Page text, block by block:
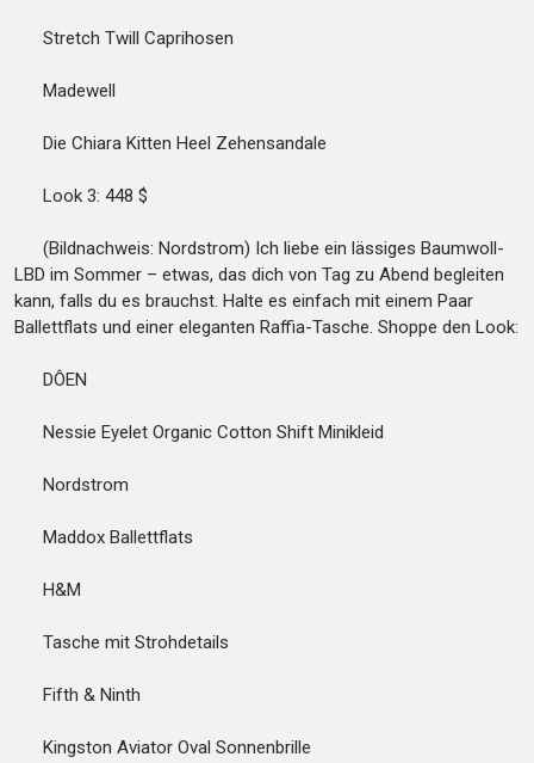
Stretch Twill Caprihosen
Madewell
Die Chiara Kitten Heel Zehensandale
Look 3: 448 $
(Bildnachweis: Nordstrom) Ich liebe ein lässiges Baumwoll-
LBD im Sommer – etwas, das dich von Tag zu Abend begleiten
kann, falls du es brauchst. Halte es einfach mit einem Paar
Ballettflats und einer eleganten Raffia-Tasche. Shoppe den Look:
DÔEN
Nessie Eyelet Organic Cotton Shift Minikleid
Nordstrom
Maddox Ballettflats
H&M
Tasche mit Strohdetails
Fifth & Ninth
Kingston Aviator Oval Sonnenbrille